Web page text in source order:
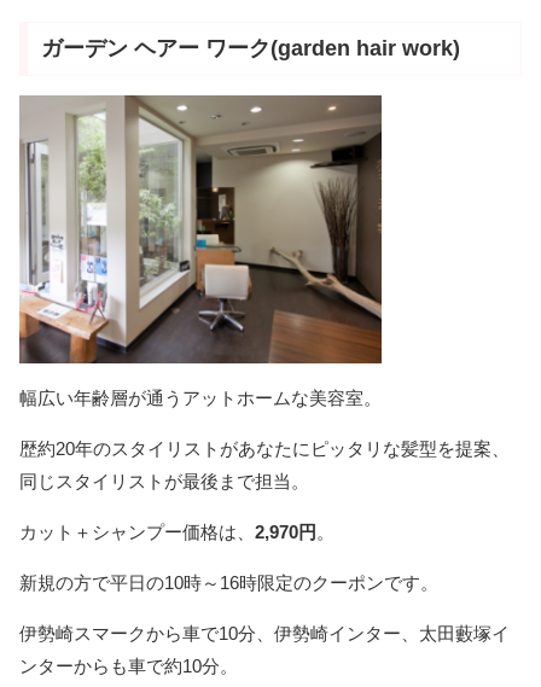
ガーデン ヘアー ワーク(garden hair work)
幅広い年齢層が通うアットホームな美容室。
歴約20年のスタイリストがあなたにピッタリな髪型を提案、
同じスタイリストが最後まで担当。
カット＋シャンプー価格は、 2,970円 。
新規の方で平日の10時～16時限定のクーポンです。
伊勢崎スマークから車で10分、伊勢崎インター、太田藪塚イ
ンターからも車で約10分。